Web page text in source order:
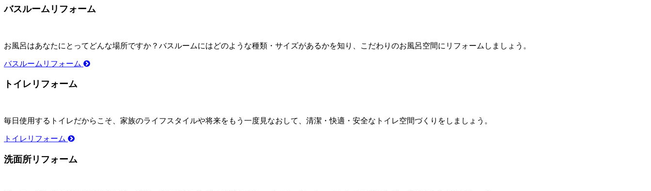
バスルームリフォーム
お風呂はあなたにとってどんな場所ですか？バスルームにはどのような種類・サイズがあるかを知り、こだわりのお風呂空間にリフォームしましょう。
バスルームリフォーム
トイレリフォーム
毎日使用するトイレだからこそ、家族のライフスタイルや将来をもう一度見なおして、清潔・快適・安全なトイレ空間づくりをしましょう。
トイレリフォーム
洗面所リフォーム